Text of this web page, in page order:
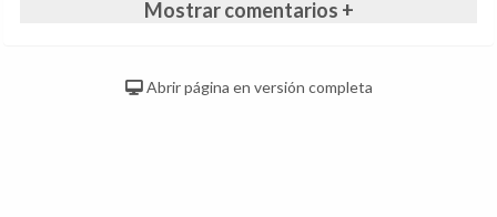
Mostrar comentarios +
Abrir página en versión completa